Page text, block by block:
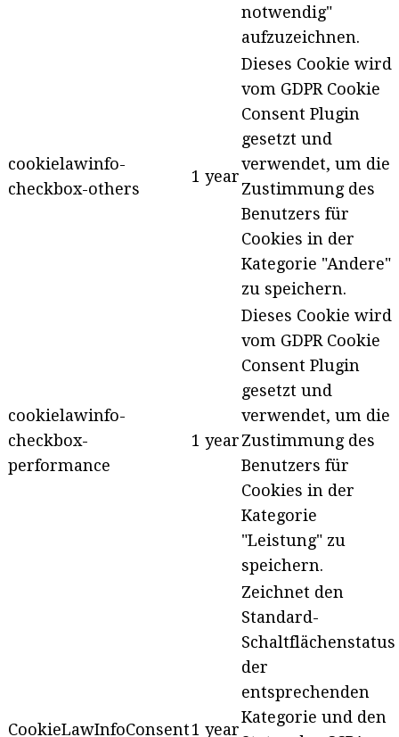
notwendig"
aufzuzeichnen.
cookielawinfo-
checkbox-others
1 year
Dieses Cookie wird
vom GDPR Cookie
Consent Plugin
gesetzt und
verwendet, um die
Zustimmung des
Benutzers für
Cookies in der
Kategorie "Andere"
zu speichern.
cookielawinfo-
checkbox-
performance
1 year
Dieses Cookie wird
vom GDPR Cookie
Consent Plugin
gesetzt und
verwendet, um die
Zustimmung des
Benutzers für
Cookies in der
Kategorie
"Leistung" zu
speichern.
CookieLawInfoConsent1 year
Zeichnet den
Standard-
Schaltflächenstatus
der
entsprechenden
Kategorie und den